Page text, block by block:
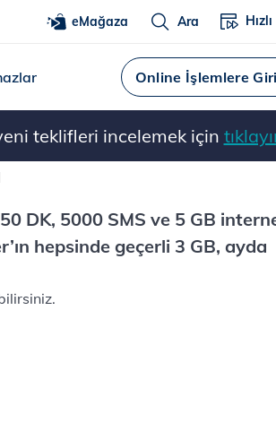
eMağaza Ara
Online İşlemlere
teklifleri incelemek için
DK, 5000 SMS ve 5 GB
hepsinde geçerli 3 GB, ayda